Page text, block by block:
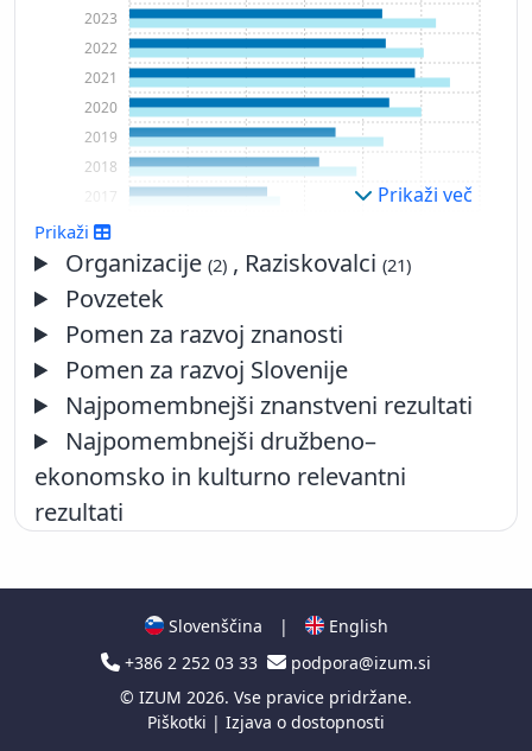
2001
2006
2007
2008
2009
2010
2011
2012
2013
2014
2015
2016
2017
2018
2019
2020
2021
2022
2023
Prikaži več
Prikaži
Organizacije(2) , Raziskovalci(21)
Povzetek
Pomen za razvoj znanosti
Pomen za razvoj Slovenije
Najpomembnejši znanstveni rezultati
Najpomembnejši družbeno–
ekonomsko in kulturno relevantni
rezultati
Slovenščina |
English
+386 2 252 03 33
podpora@izum.si
© IZUM 2026. Vse pravice pridržane.
Piškotki | Izjava o dostopnosti